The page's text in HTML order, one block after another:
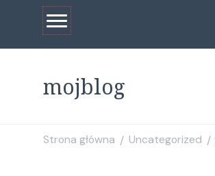
mojblog
Strona główna / Uncategorized /